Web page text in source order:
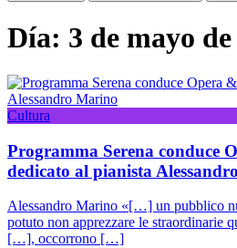
Día: 3 de mayo
Cultura
Programma Serena conduce
dedicato al pianista
Alessandro Marino «[…] un pubblico
potuto non apprezzare le straordinarie
[…], occorrono […]